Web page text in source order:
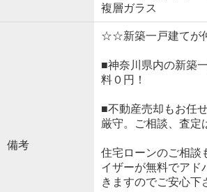
複層ガラス
備考
☆☆新築一戸建てが
■神奈川県内の新築
料０円！
■不動産売却もお任
厳守。ご相談、査定
住宅ローンのご相談
イザーが無料でアド
きますのでご安心下